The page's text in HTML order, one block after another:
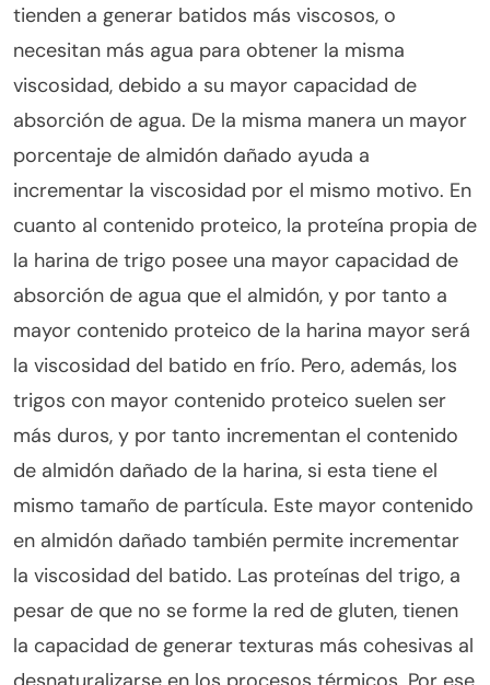
tienden a generar batidos más viscosos, o
necesitan más agua para obtener la misma
viscosidad, debido a su mayor capacidad de
absorción de agua. De la misma manera un mayor
porcentaje de almidón dañado ayuda a
incrementar la viscosidad por el mismo motivo. En
cuanto al contenido proteico, la proteína propia de
la harina de trigo posee una mayor capacidad de
absorción de agua que el almidón, y por tanto a
mayor contenido proteico de la harina mayor será
la viscosidad del batido en frío. Pero, además, los
trigos con mayor contenido proteico suelen ser
más duros, y por tanto incrementan el contenido
de almidón dañado de la harina, si esta tiene el
mismo tamaño de partícula. Este mayor contenido
en almidón dañado también permite incrementar
la viscosidad del batido. Las proteínas del trigo, a
pesar de que no se forme la red de gluten, tienen
la capacidad de generar texturas más cohesivas al